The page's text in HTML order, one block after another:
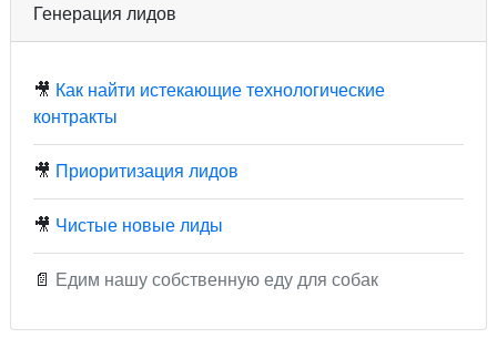
Генерация лидов
🎥 Как найти истекающие технологические
контракты
🎥 Приоритизация лидов
🎥 Чистые новые лиды
📄 Едим нашу собственную еду для собак